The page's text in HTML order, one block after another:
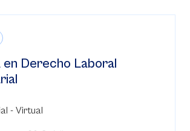
Derecho Laboral
- Virtual